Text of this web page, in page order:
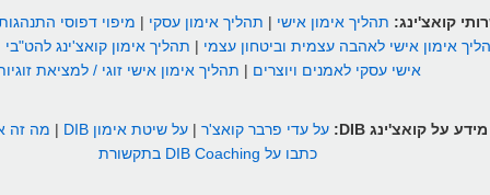
קואצ'ינג: תהליך אימון אישי | תהליך אימון עסקי | מיפוי דפוסי
אימון אישי לאהבה עצמית וביטחון עצמי | תהליך אימון קואצ'ינג להט"בי
אישי עסקי לאמנים ויוצרים | תהליך אימון אישי זוגי / למציאת
מידע על קואצ'ינג DIB: על עדי פרבר קואצ'ר |על שיטת אימון DIB | מה זה
כתבו על DIB Coaching בתקשורת